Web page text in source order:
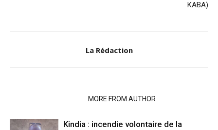
KABA)
La Rédaction
MORE FROM AUTHOR
Kindia : incendie volontaire de la